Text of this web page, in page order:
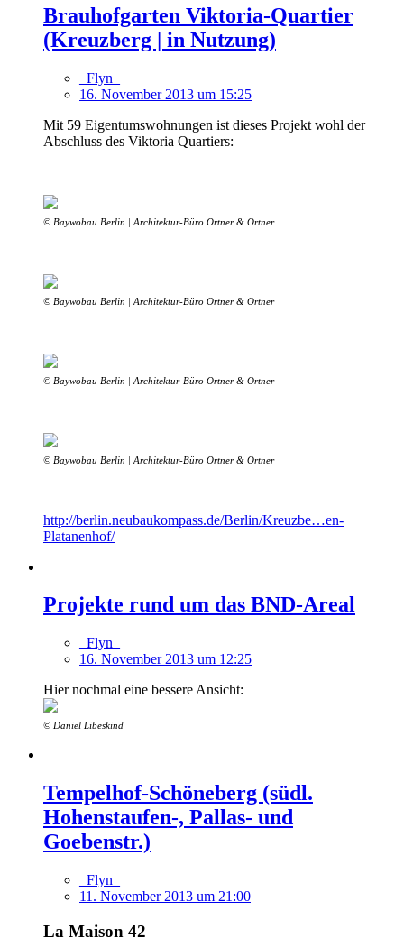
Brauhofgarten Viktoria-Quartier
(Kreuzberg | in Nutzung)
_Flyn_
16. November 2013 um 15:25
Mit 59 Eigentumswohnungen ist dieses Projekt wohl der
Abschluss des Viktoria Quartiers:
© Baywobau Berlin | Architektur-Büro Ortner & Ortner
© Baywobau Berlin | Architektur-Büro Ortner & Ortner
© Baywobau Berlin | Architektur-Büro Ortner & Ortner
© Baywobau Berlin | Architektur-Büro Ortner & Ortner
http://berlin.neubaukompass.de/Berlin/Kreuzbe…en-
Platanenhof/
Projekte rund um das BND-Areal
_Flyn_
16. November 2013 um 12:25
Hier nochmal eine bessere Ansicht:
© Daniel Libeskind
Tempelhof-Schöneberg (südl.
Hohenstaufen-, Pallas- und
Goebenstr.)
_Flyn_
11. November 2013 um 21:00
La Maison 42